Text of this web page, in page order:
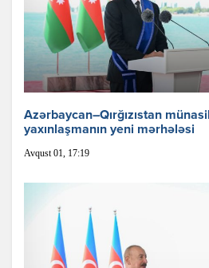
Azərbaycan–Qırğızıstan
yaxınlaşmanın yeni mərhələsi
Avqust 01, 17:19